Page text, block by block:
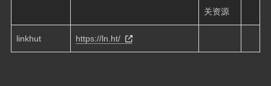
关资源
linkhut https://ln.ht/